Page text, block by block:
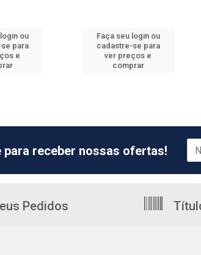
ou
para
e
Faça seu login ou
cadastre-se para
ver preços e
comprar
para receber nossas ofertas!
Pedidos